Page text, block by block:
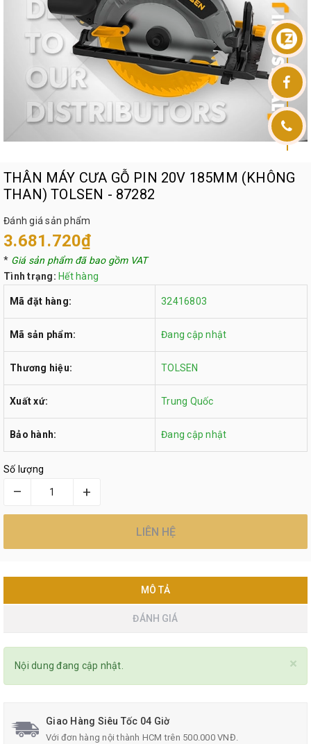
THÂN MÁY CƯA GỖ PIN 20V 185MM (KHÔNG
THAN) TOLSEN - 87282
Đánh giá sản phẩm
3.681.720₫
* Giá sản phẩm đã bao gồm VAT
Tình trạng: Hết hàng
Mã đặt hàng: 32416803
Mã sản phẩm: Đang cập nhật
Thương hiệu: TOLSEN
Xuất xứ: Trung Quốc
Bảo hành: Đang cập nhật
Số lượng
– +
LIÊN HỆ
MÔ TẢ
ĐÁNH GIÁ
×
Nội dung đang cập nhật.
Giao Hàng Siêu Tốc 04 Giờ
Với đơn hàng nội thành HCM trên 500.000 VNĐ.